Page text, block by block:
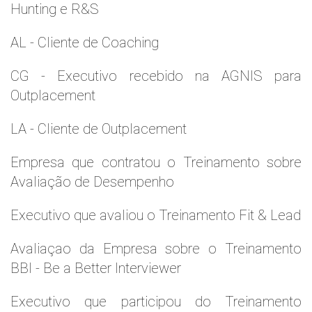
Hunting e R&S
AL - Cliente de Coaching
CG - Executivo recebido na AGNIS para
Outplacement
LA - Cliente de Outplacement
Empresa que contratou o Treinamento sobre
Avaliação de Desempenho
Executivo que avaliou o Treinamento Fit & Lead
Avaliaçao da Empresa sobre o Treinamento
BBI - Be a Better Interviewer
Executivo que participou do Treinamento